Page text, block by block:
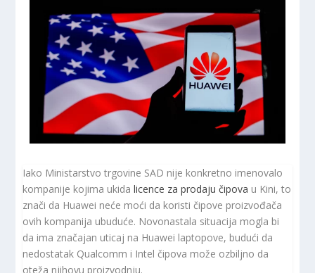
Iako Ministarstvo trgovine SAD nije konkretno imenovalo
kompanije kojima ukidalicence za prodaju čipova u Kini, to
znači da Huawei neće moći da koristi čipove proizvođača
ovih kompanija ubuduće. Novonastala situacija mogla bi
da ima značajan uticaj na Huawei laptopove, budući da
nedostatak Qualcomm i Intel čipova može ozbiljno da
oteža njihovu proizvodnju.